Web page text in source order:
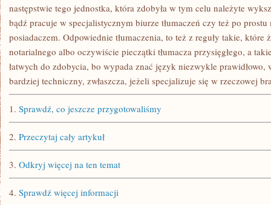
następstwie tego jednostka, która zdobyła w tym celu należyte
bądź pracuje w specjalistycznym biurze tłumaczeń czy też po
posiadaczem. Odpowiednie tłumaczenia, to też z reguły takie, które
notarialnego albo oczywiście pieczątki tłumacza przysięgłego, a
łatwych do zdobycia, bo wypada znać język niezwykle prawidłowo,
bardziej techniczny, zwłaszcza, jeżeli specjalizuje się w rzeczowej
1. Sprawdź, co jeszcze przygotowaliśmy
2. Przeczytaj cały artykuł
3. Odkryj więcej na ten temat
4. Sprawdź więcej informacji